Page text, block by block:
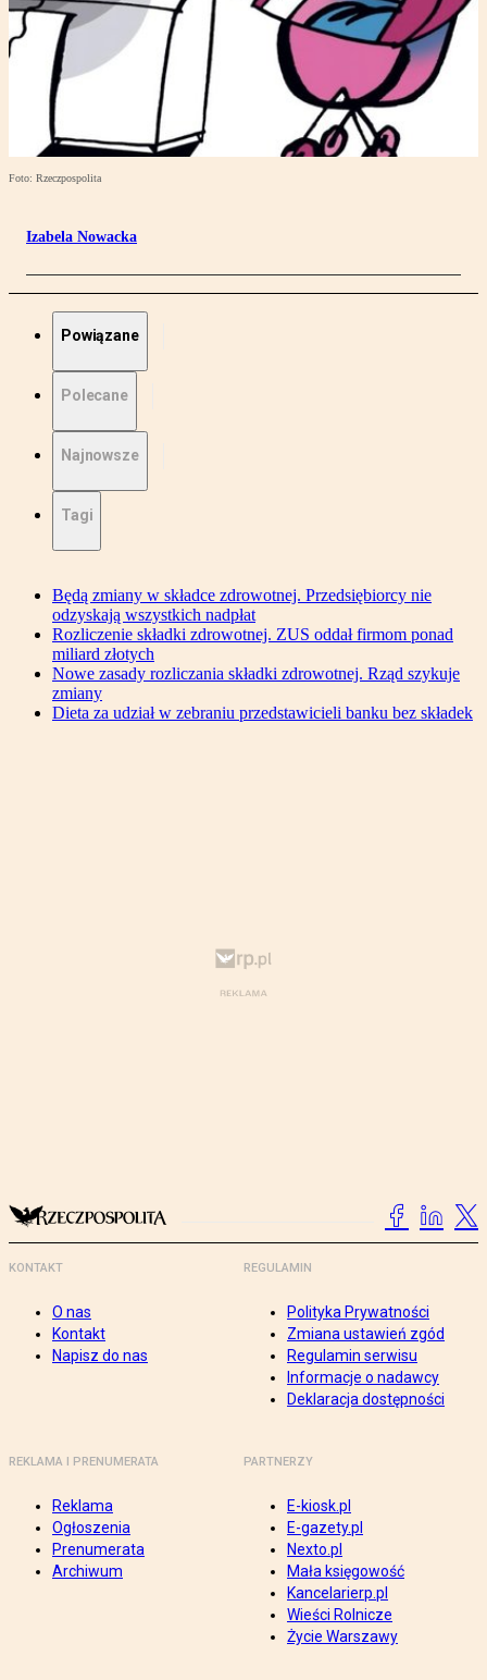
Foto: Rzeczpospolita
Izabela Nowacka
Powiązane
Polecane
Najnowsze
Tagi
Będą zmiany w składce zdrowotnej. Przedsiębiorcy nie
odzyskają wszystkich nadpłat
Rozliczenie składki zdrowotnej. ZUS oddał firmom ponad
miliard złotych
Nowe zasady rozliczania składki zdrowotnej. Rząd szykuje
zmiany
Dieta za udział w zebraniu przedstawicieli banku bez składek
KONTAKT
O nas
Kontakt
Napisz do nas
REGULAMIN
Polityka Prywatności
Zmiana ustawień zgód
Regulamin serwisu
Informacje o nadawcy
Deklaracja dostępności
REKLAMA I PRENUMERATA
Reklama
Ogłoszenia
Prenumerata
Archiwum
PARTNERZY
E-kiosk.pl
E-gazety.pl
Nexto.pl
Mała księgowość
Kancelarierp.pl
Wieści Rolnicze
Życie Warszawy